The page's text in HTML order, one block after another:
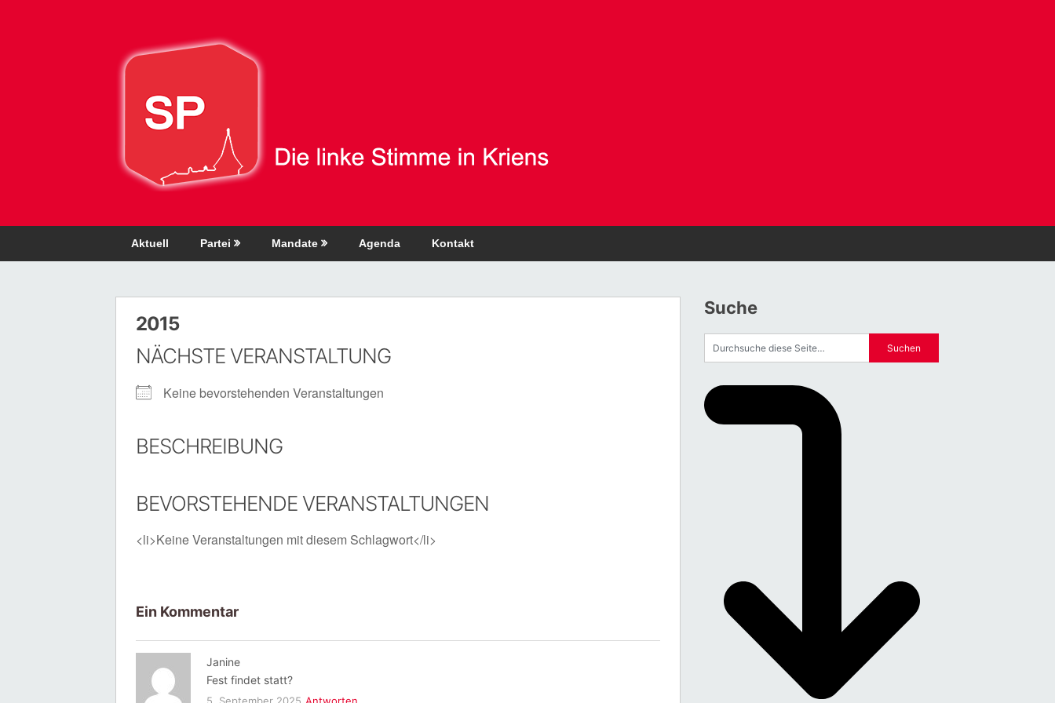
Aktuell Partei Mandate Agenda Kontakt
2015
NÄCHSTE VERANSTALTUNG
Keine bevorstehenden Veranstaltungen
BESCHREIBUNG
BEVORSTEHENDE VERANSTALTUNGEN
<li>Keine Veranstaltungen mit diesem Schlagwort</li>
Ein Kommentar
Janine
Fest findet statt?
Suche